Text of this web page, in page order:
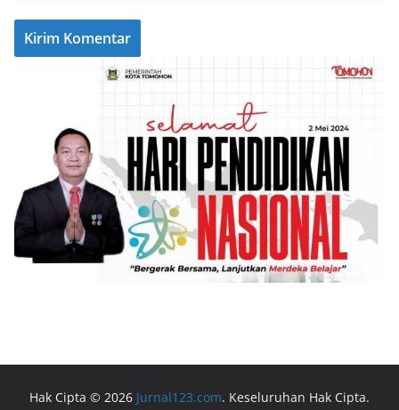
Hak Cipta © 2026 Jurnal123.com. Keseluruhan Hak Cipta.